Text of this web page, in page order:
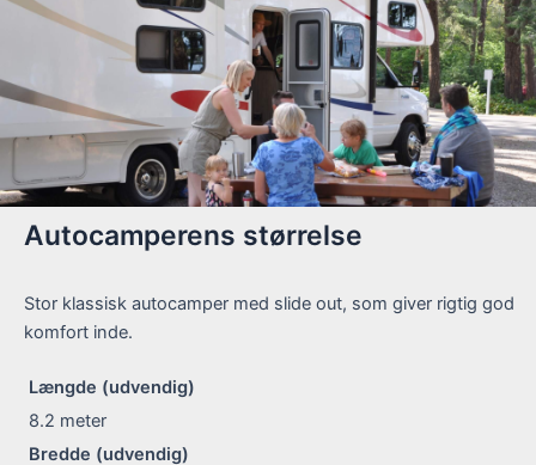
Autocamperens størrelse
Stor klassisk autocamper med slide out, som giver rigtig god
komfort inde.
Længde (udvendig)
8.2 meter
Bredde (udvendig)